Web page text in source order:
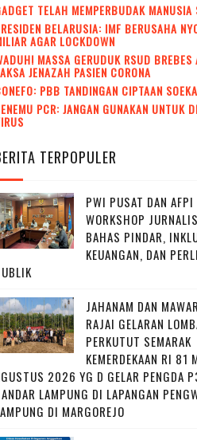
TELAH MEMPERBUDAK MANUSIA
BELARUSIA: IMF BERUSAHA
AGAR LOCKDOWN
MASSA GERUDUK RSUD BREBES
JENAZAH PASIEN CORONA
PBB TANDINGAN CIPTAAN
PCR: JANGAN GUNAKAN UNTUK
TERPOPULER
PWI PUSAT DAN AFPI
WORKSHOP
BAHAS PINDAR,
KEUANGAN, DAN
JAHANAM DAN
RAJAI GELARAN
PERKUTUT SEMARAK
KEMERDEKAAN RI 81
2026 YG D GELAR PENGDA
LAMPUNG DI LAPANGAN
DI MARGOREJO